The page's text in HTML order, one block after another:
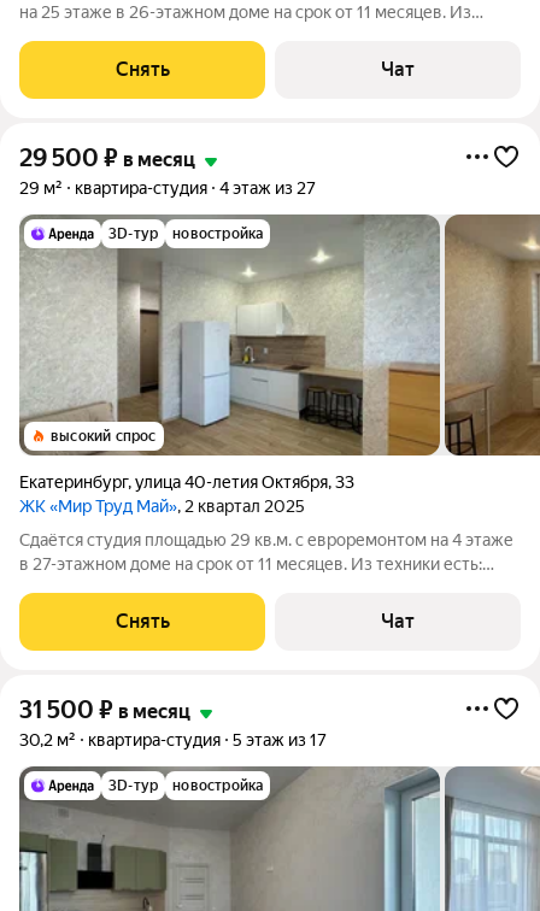
на 25 этаже в 26-этажном доме на срок от 11 месяцев. Из
Микроволновка Дом - монолитный, окна выходят на улицу.
Есть консьерж. В подъезде 3 лифта
Снять Чат
29 500 ₽ в месяц
29 м² квартира-студия 4 этаж из 27
3D-тур новостройка
высокий спрос
Екатеринбург,улица 40-летия Октября,33
ЖК «Мир Труд Май», 2 квартал 2025
Сдаётся студия площадью 29 кв.м. с евроремонтом на 4 этаже
в 27-этажном доме на срок от 11 месяцев. Из техники есть:
выходят на улицу. Есть консьерж. В подъезде 2 лифта - 1
грузовой и 1
Снять Чат
31 500 ₽ в месяц
30,2 м² квартира-студия 5 этаж из 17
3D-тур новостройка